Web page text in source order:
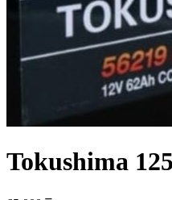
Tokushima